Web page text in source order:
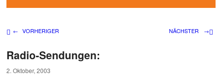
Beitragsnavigation
← VORHERIGER NÄCHSTER →
Radio-Sendungen:
2. Oktober, 2003